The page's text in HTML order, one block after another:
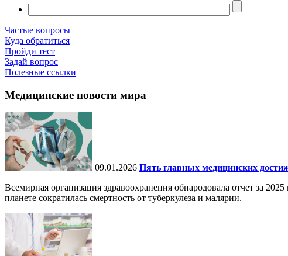
Частые вопросы
Куда обратиться
Пройди тест
Задай вопрос
Полезные ссылки
Медицинские новости мира
09.01.2026 Пять главных медицинских
Всемирная организация здравоохранения обнародовала отчет за
планете сократилась смертность от туберкулеза и малярии.